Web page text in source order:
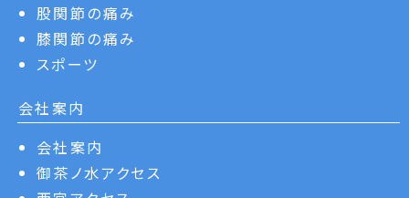
股関節の痛み
膝関節の痛み
スポーツ
会社案内
会社案内
御茶ノ水アクセス